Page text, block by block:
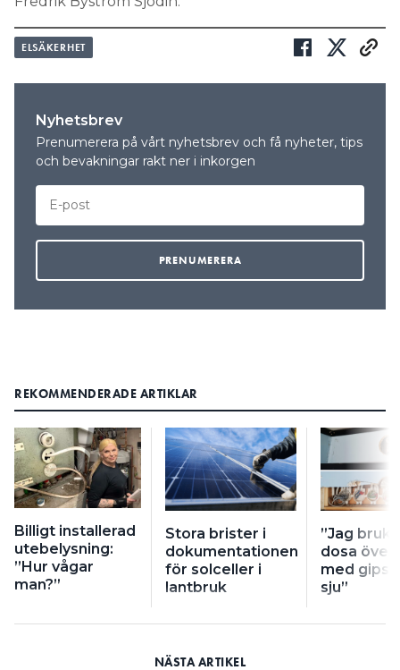
ELSÄKERHET
Nyhetsbrev
Prenumerera på vårt nyhetsbrev och få nyheter, tips
och bevakningar rakt ner i inkorgen
REKOMMENDERADE ARTIKLAR
Billigt installerad
utebelysning:
”Hur vågar
man?”
Stora brister i
dokumentationen
för solceller i
lantbruk
”Jag
dosa
med gips,
sju”